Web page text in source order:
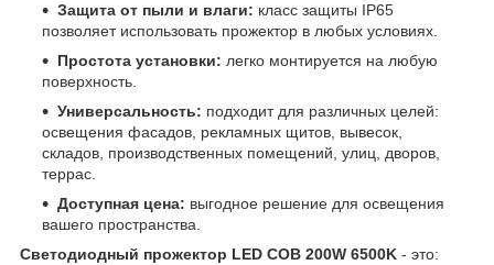
Защита от пыли и влаги: класс защиты IP65
позволяет использовать прожектор в любых условиях.
Простота установки: легко монтируется на любую
поверхность.
Универсальность: подходит для различных целей:
освещения фасадов, рекламных щитов, вывесок,
складов, производственных помещений, улиц, дворов,
террас.
Доступная цена: выгодное решение для освещения
вашего пространства.
Светодиодный прожектор LED COB 200W 6500K - это: